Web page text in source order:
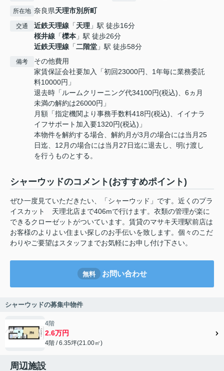
所在地 奈良県天理市別所町
交通 近鉄天理線 「天理 」駅 徒歩16分
桜井線 「櫟本 」駅 徒歩26分
近鉄天理線 「二階堂 」駅 徒歩58分
備考
その他費用
家賃保証会社要加入「初回23000円、1年毎に業務委託
料10000円」
退去時「ルームクリーニング代34100円(税込)、6ヵ月
未満の解約は26000円」
月額「指定機関より事務手数料418円(税込)、イイナラ
イフサポート加入要1320円(税込)」
本物件を解約する場合、解約月が3月の場合には当月25
日迄、12月の場合には当月27日迄に退去し、明け渡し
を行うものとする。
シャーウッドのコメント(おすすめポイント)
ぜひ一度見ていただきたい、「シャーウッド」です。近くのプラ
イスカット 天理北店まで406mで行けます。衣類の管理が楽に
できるクローゼットがついています。賃貸のマサキ天理駅前店は
お客様のよりよい住まい探しのお手伝いを致します。個々のこだ
わりやご要望はスタッフまでお気軽にお申し付け下さい。
無料 お問い合わせ
シャーウッドの募集中物件
4階
2.6万円
4階 / 6.35坪(21.00㎡)
周辺施設